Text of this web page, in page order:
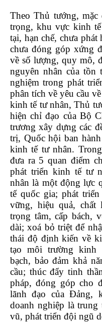
Theo Thủ tướng,
trọng, khu vực kinh
tại, hạn chế, chưa
chưa đóng góp xứng
về số lượng, quy mô,
nguyên nhân của tồn
nghiệm trong phát
phân tích về yêu cầu
kinh tế tư nhân, Thủ
hiện chỉ đạo của Bộ
trương xây dựng các
trị, Quốc hội ban
kinh tế tư nhân.
đưa ra 5 quan điểm
phát triển kinh tế tư
nhân là một động lực
tế quốc gia; phát
vững, hiệu quả, chất
trọng tâm, cấp bách,
dài; xoá bỏ triệt để
thái độ định kiến về
tạo môi trường kinh
bạch, bảo đảm khả
cầu; thúc đẩy tinh
pháp, đóng góp cho
lãnh đạo của Đảng,
doanh nghiệp là
vũ, phát triển đội ngũ